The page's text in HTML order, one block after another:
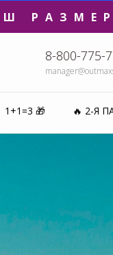
8-800-775-
1+1=3 🎁 🔥 2-Я